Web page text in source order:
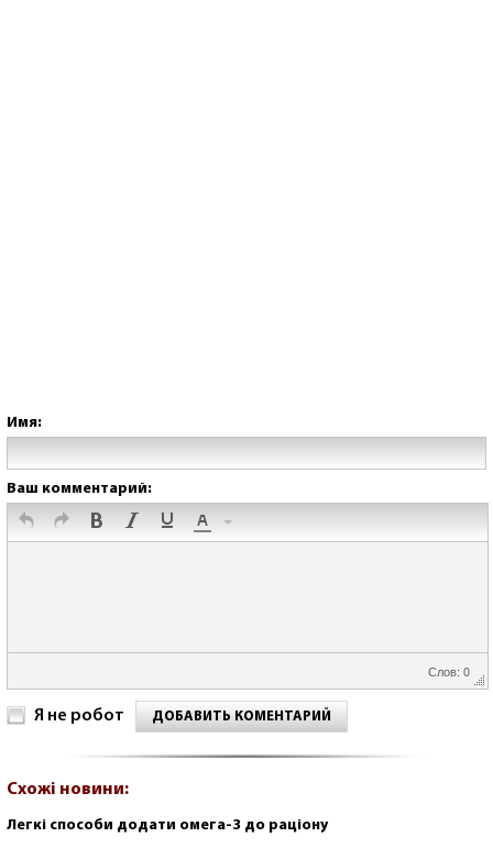
Имя:
Ваш комментарий:
Слов: 0
Я не робот ДОБАВИТЬ КОМЕНТАРИЙ
Схожі новини:
Легкі способи додати омега-3 до раціону